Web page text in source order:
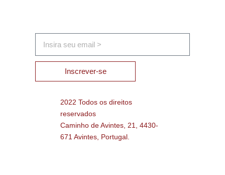
Inscrever-se
2022 Todos os direitos
reservados
Caminho de Avintes, 21, 4430-
671 Avintes, Portugal.